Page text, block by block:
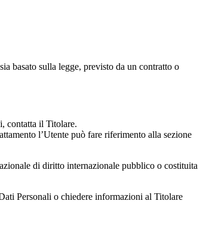
basato sulla legge, previsto da un contratto o
contatta il Titolare.
l’Utente può fare riferimento alla sezione
di diritto internazionale pubblico o costituita
Personali o chiedere informazioni al Titolare